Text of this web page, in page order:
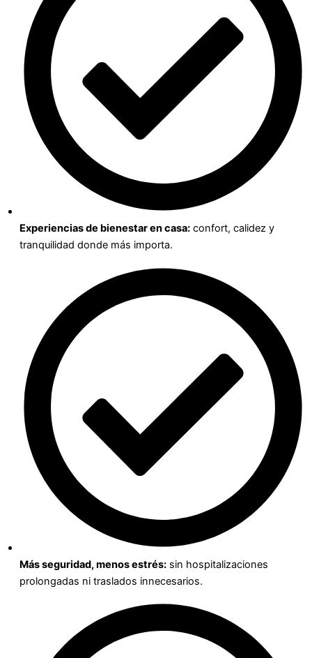
Experiencias de bienestar en casa: confort, calidez y
tranquilidad donde más importa.
Más seguridad, menos estrés: sin hospitalizaciones
prolongadas ni traslados innecesarios.